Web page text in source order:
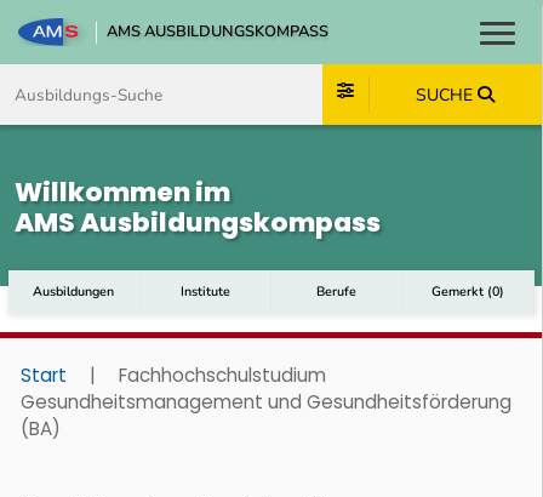
AMS AUSBILDUNGSKOMPASS
SUCHE
Willkommen im
AMS Ausbildungskompass
Ausbildungen Institute Berufe Gemerkt (0)
Start |
Fachhochschulstudium
Gesundheitsmanagement und Gesundheitsförderung
(BA)